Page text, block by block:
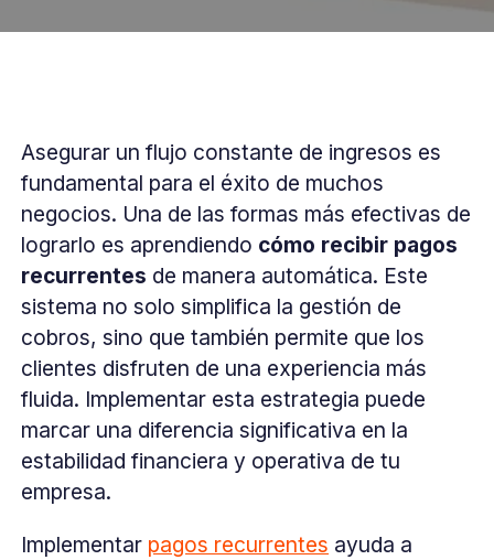
Asegurar un flujo constante de ingresos es
fundamental para el éxito de muchos
negocios. Una de las formas más efectivas de
lograrlo es aprendiendo cómo recibir pagos
recurrentes de manera automática. Este
sistema no solo simplifica la gestión de
cobros, sino que también permite que los
clientes disfruten de una experiencia más
fluida. Implementar esta estrategia puede
marcar una diferencia significativa en la
estabilidad financiera y operativa de tu
empresa.
Implementar pagos recurrentes ayuda a